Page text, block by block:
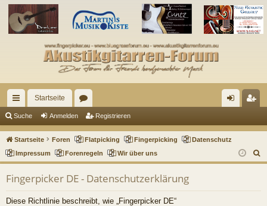
ch
ne
llz
Startseite
en m ist
rie
Suche Anmelden Registrieren
Startseite Foren Flatpicking Fingerpicking
Datenschutz
Impressum
Forenregeln Wir über uns
u
Fingerpicker DE - Datenschutzerklärung
Diese Richtlinie beschreibt, wie „Fingerpicker DE“